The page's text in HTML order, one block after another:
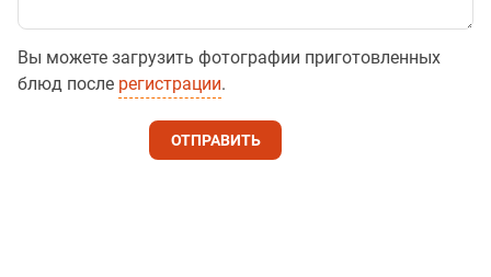
Вы можете загрузить фотографии приготовленных
блюд после регистрации.
ОТПРАВИТЬ